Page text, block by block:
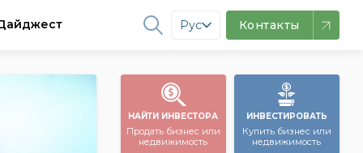
Рус Контакты
НАЙТИ ИНВЕСТОРА
Продать бизнес или
недвижимость
ИНВЕСТИРОВАТЬ
Купить бизнес или
недвижимость